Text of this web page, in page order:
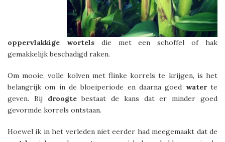
oppervlakkige wortelsdie met een schoffel of hak
gemakkelijk beschadigd raken.
Om mooie, volle kolven met flinke korrels te krijgen, is het
belangrijk om in de bloeiperiode en daarna goed waterte
geven. Bij droogtebestaat de kans dat er minder goed
gevormde korrels ontstaan.
Hoewel ik in het verleden niet eerder had meegemaakt dat de